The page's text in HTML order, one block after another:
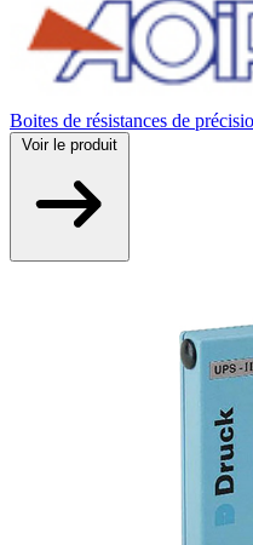
Boites de résistances de
Voir le produit